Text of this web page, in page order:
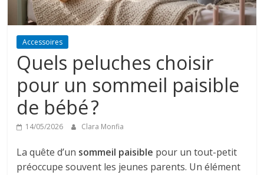
Accessoires
Quels peluches choisir
pour un sommeil paisible
de bébé ?
14/05/2026 Clara Monfia
La quête d’un sommeil paisible pour un tout-petit
préoccupe souvent les jeunes parents. Un élément